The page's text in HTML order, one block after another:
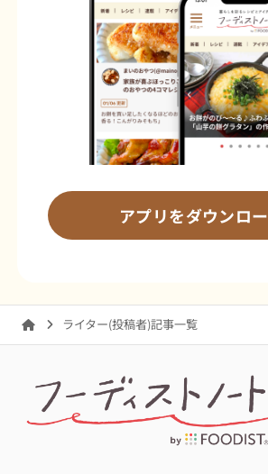
アプリをダウンロ
ライター(投稿者)記事一覧